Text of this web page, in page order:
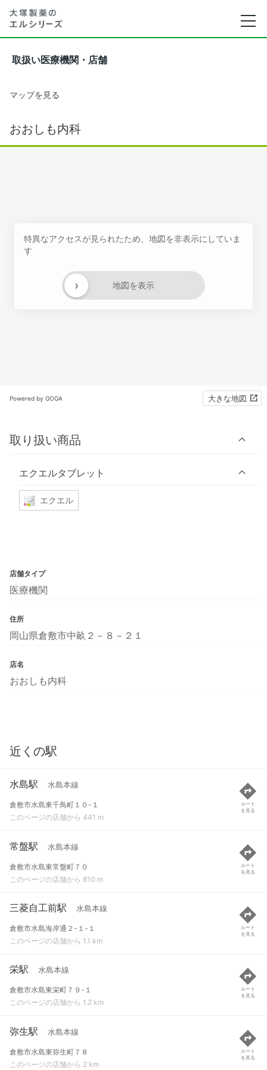
取扱い医療機関・店舗
マップを見る
おおしも内科
特異なアクセスが見られたため、地図を非表示にしていま
す
地図を表示
›
Powered by GOGA 大きな地図
取り扱い商品
エクエルタブレット
エクエル
店舗タイプ
医療機関
住所
岡山県倉敷市中畝２－８－２１
店名
おおしも内科
近くの駅
水島駅 水島本線
倉敷市水島東千鳥町１０-１
このページの店舗から 441 m
ルート
を見る
常盤駅 水島本線
倉敷市水島東常盤町７０
このページの店舗から 810 m
ルート
を見る
三菱自工前駅 水島本線
倉敷市水島海岸通２-１-１
このページの店舗から 1.1 km
ルート
を見る
栄駅 水島本線
倉敷市水島東栄町７９-１
このページの店舗から 1.2 km
ルート
を見る
弥生駅 水島本線
倉敷市水島東弥生町７８
このページの店舗から 2 km
ルート
を見る